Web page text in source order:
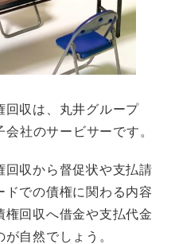
回収は、丸井グループ
社のサービサーです。
回収から督促状や支払請
での債権に関わる内容
権回収へ借金や支払代金
自然でしょう。